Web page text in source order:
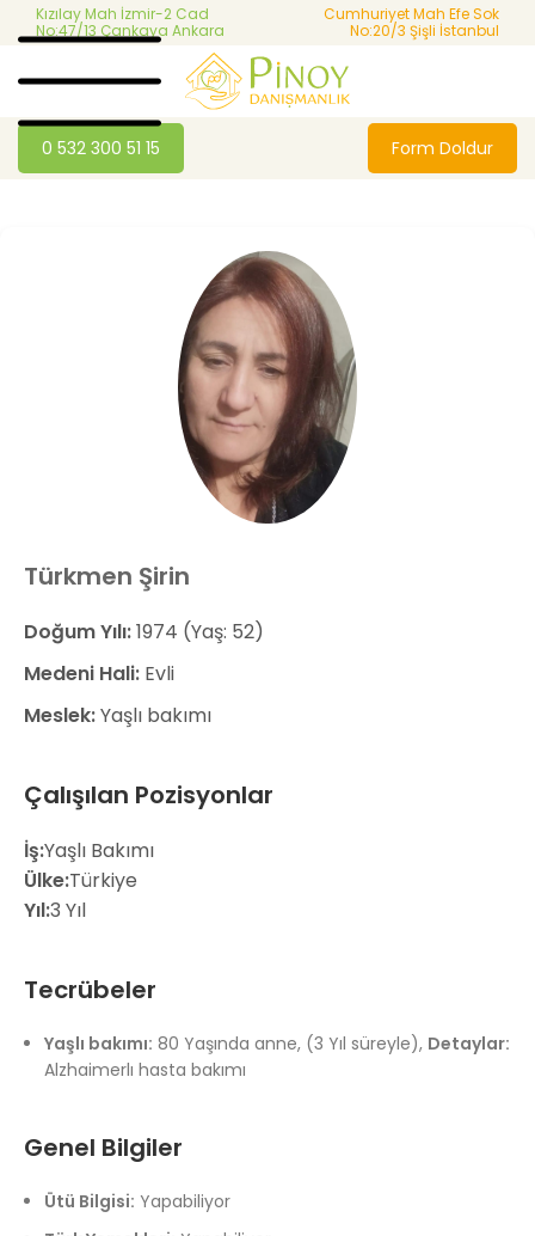
Kızılay Mah İzmir-2 Cad
No:47/13 Çankaya Ankara
Cumhuriyet Mah Efe Sok
No:20/3 Şişli İstanbul
0 532 300 51 15 Form Doldur
Türkmen Şirin
Doğum Yılı:1974 (Yaş: 52)
Medeni Hali: Evli
Meslek:Yaşlı bakımı
Çalışılan Pozisyonlar
İş:Yaşlı Bakımı
Ülke:Türkiye
Yıl:3 Yıl
Tecrübeler
Yaşlı bakımı: 80 Yaşında anne, (3 Yıl süreyle), Detaylar:
Alzhaimerlı hasta bakımı
Genel Bilgiler
Ütü Bilgisi: Yapabiliyor